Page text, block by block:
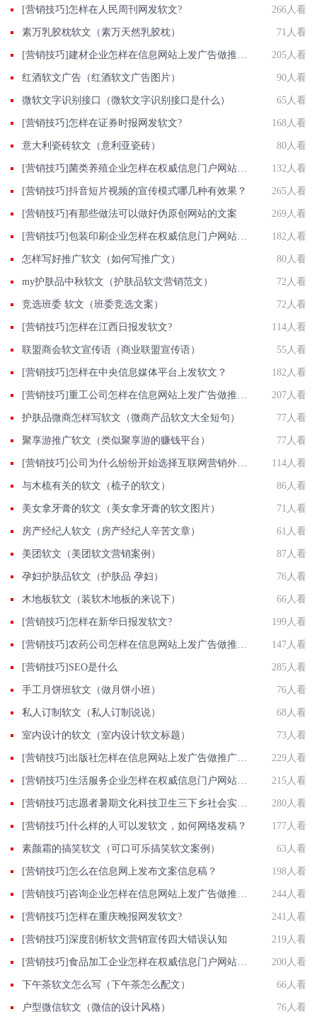
[营销技巧]怎样在人民周刊网发软文? 266人看
素万乳胶枕软文（素万天然乳胶枕） 71人看
[营销技巧]建材企业怎样在信息网站上发广告做推广提高产品知名度呢 205人看
红酒软文广告（红酒软文广告图片） 90人看
微软文字识别接口（微软文字识别接口是什么） 65人看
[营销技巧]怎样在证券时报网发软文? 168人看
意大利瓷砖软文（意利亚瓷砖） 80人看
[营销技巧]菌类养殖企业怎样在权威信息门户网站发稿? 132人看
[营销技巧]抖音短片视频的宣传模式哪几种有效果？ 265人看
[营销技巧]有那些做法可以做好伪原创网站的文案 269人看
[营销技巧]包装印刷企业怎样在权威信息门户网站发稿? 182人看
怎样写好推广软文（如何写推广文） 80人看
my护肤品中秋软文（护肤品软文营销范文） 72人看
竞选班委 软文（班委竞选文案） 72人看
[营销技巧]怎样在江西日报发软文? 114人看
联盟商会软文宣传语（商业联盟宣传语） 55人看
[营销技巧]怎样在中央信息媒体平台上发软文？ 182人看
[营销技巧]重工公司怎样在信息网站上发广告做推广提高产品知名度呢 207人看
护肤品微商怎样写软文（微商产品软文大全短句） 77人看
聚享游推广软文（类似聚享游的赚钱平台） 77人看
[营销技巧]公司为什么纷纷开始选择互联网营销外包？ 114人看
与木梳有关的软文（梳子的软文） 86人看
美女拿牙膏的软文（美女拿牙膏的软文图片） 71人看
房产经纪人软文（房产经纪人辛苦文章） 61人看
美团软文（美团软文营销案例） 87人看
孕妇护肤品软文（护肤品 孕妇） 76人看
木地板软文（装软木地板的来说下） 66人看
[营销技巧]怎样在新华日报发软文? 199人看
[营销技巧]农药公司怎样在信息网站上发广告做推广提高产品知名度呢 147人看
[营销技巧]SEO是什么 285人看
手工月饼班软文（做月饼小班） 76人看
私人订制软文（私人订制说说） 68人看
室内设计的软文（室内设计软文标题） 73人看
[营销技巧]出版社怎样在信息网站上发广告做推广提高产品知名度呢 229人看
[营销技巧]生活服务企业怎样在权威信息门户网站发稿? 215人看
[营销技巧]志愿者暑期文化科技卫生三下乡社会实践活动投稿发新闻做法 280人看
[营销技巧]什么样的人可以发软文，如何网络发稿？ 177人看
素颜霜的搞笑软文（可口可乐搞笑软文案例） 63人看
[营销技巧]怎么在信息网上发布文案信息稿？ 198人看
[营销技巧]咨询企业怎样在信息网站上发广告做推广提高产品知名度呢 244人看
[营销技巧]怎样在重庆晚报网发软文? 241人看
[营销技巧]深度剖析软文营销宣传四大错误认知 219人看
[营销技巧]食品加工企业怎样在权威信息门户网站发稿? 200人看
下午茶软文怎么写（下午茶怎么配文） 66人看
户型微信软文（微信的设计风格） 76人看